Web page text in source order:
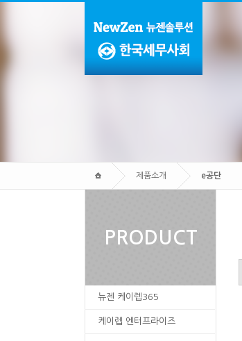
제품소개 e공단
PRODUCT
뉴젠 케이렙365
케이렙 엔터프라이즈